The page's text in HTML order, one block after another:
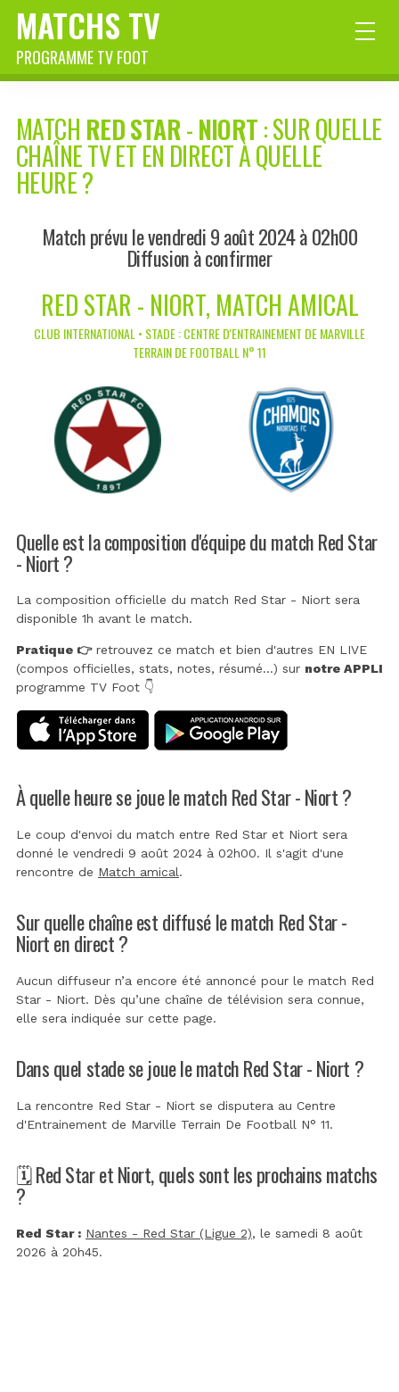
MATCHS TV
PROGRAMME TV FOOT
MATCH RED STAR-NIORT: SUR QUELLE
CHAÎNE TV ET EN DIRECT À QUELLE
HEURE ?
Match prévu le vendredi 9 août 2024 à 02h00
Diffusion à confirmer
RED STAR - NIORT, MATCH AMICAL
CLUB INTERNATIONAL • STADE : CENTRE D'ENTRAINEMENT DE MARVILLE
TERRAIN DE FOOTBALL N° 11
Quelle est la composition d'équipe du match Red Star
- Niort ?
La composition officielle du match Red Star - Niort sera
disponible 1h avant le match.
Pratique 👉retrouvez ce match et bien d'autres EN LIVE
(compos officielles, stats, notes, résumé...) sur notre APPLI
programme TV Foot 👇
À quelle heure se joue le match Red Star - Niort ?
Le coup d'envoi du match entre Red Star et Niort sera
donné le vendredi 9 août 2024 à 02h00. Il s'agit d'une
rencontre de Match amical.
Sur quelle chaîne est diffusé le match Red Star -
Niort en direct ?
Aucun diffuseur n’a encore été annoncé pour le match Red
Star - Niort. Dès qu’une chaîne de télévision sera connue,
elle sera indiquée sur cette page.
Dans quel stade se joue le match Red Star - Niort ?
La rencontre Red Star - Niort se disputera au Centre
d'Entrainement de Marville Terrain De Football N° 11.
🗓️ Red Star et Niort, quels sont les prochains matchs
?
Red Star : Nantes - Red Star (Ligue 2), le samedi 8 août
2026 à 20h45.